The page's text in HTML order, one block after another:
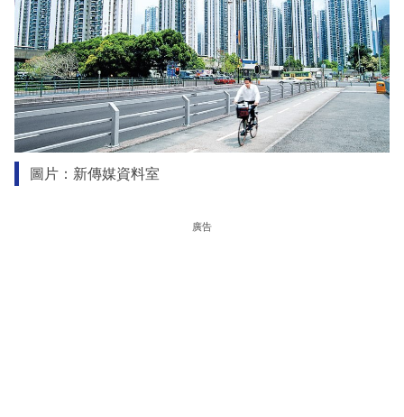
圖片：新傳媒資料室
廣告